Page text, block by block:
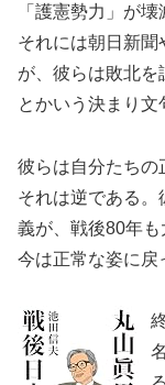
「護憲勢力」が
それには朝日新聞
が、彼らは敗北を
とかいう決まり文
彼らは自分たちの
それは逆である。
義が、戦後80年も
今は正常な姿に戻